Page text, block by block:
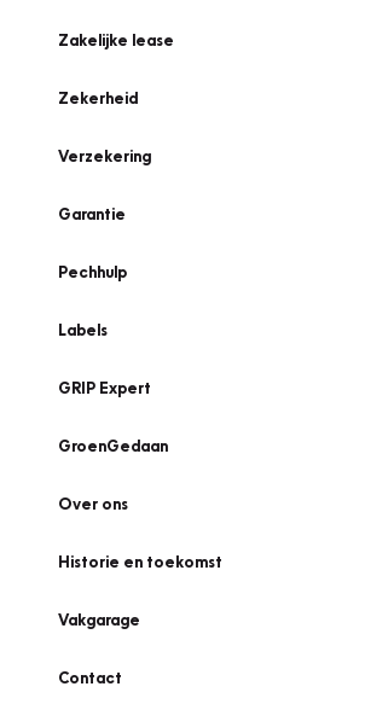
Zakelijke lease
Zekerheid
Verzekering
Garantie
Pechhulp
Labels
GRIP Expert
GroenGedaan
Over ons
Historie en toekomst
Vakgarage
Contact